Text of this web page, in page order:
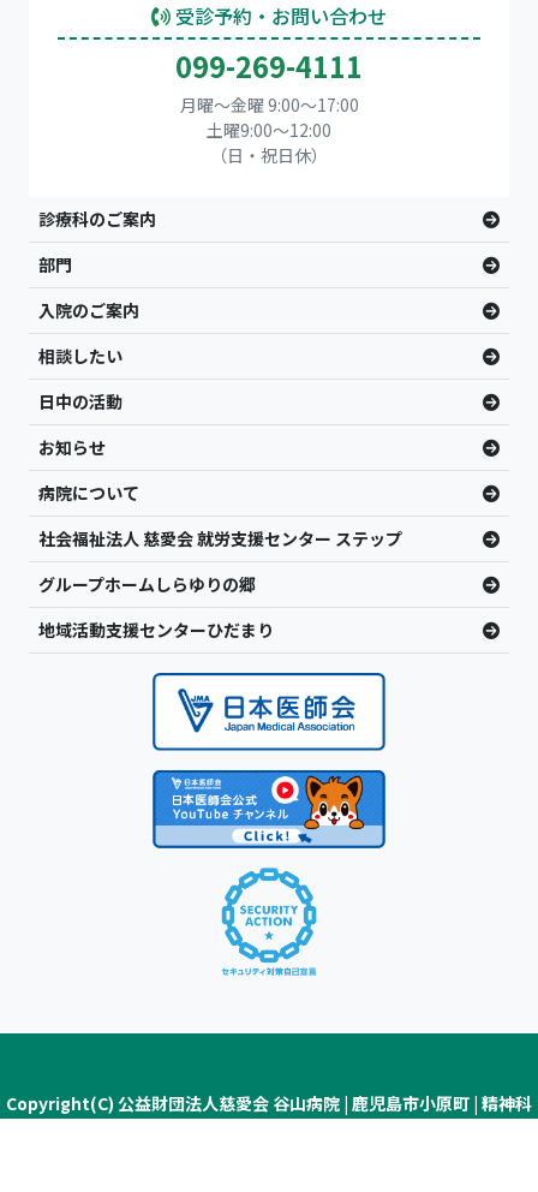
受診予約・お問い合わせ
099-269-4111
月曜～金曜 9:00～17:00
土曜9:00〜12:00
（日・祝日休）
診療科のご案内
部門
入院のご案内
相談したい
日中の活動
お知らせ
病院について
社会福祉法人 慈愛会 就労支援センター ステップ
グループホームしらゆりの郷
地域活動支援センターひだまり
Copyright(C) 公益財団法人慈愛会 谷山病院 | 鹿児島市小原町 | 精神科